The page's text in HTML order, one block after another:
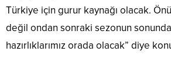
Türkiye için gurur kaynağı olacak.
değil ondan sonraki sezonun sonunda
hazırlıklarımız orada olacak” diye